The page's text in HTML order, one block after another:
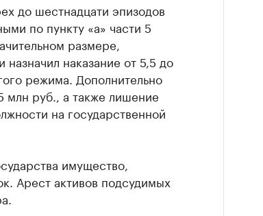
до шестнадцати эпизодов
по пункту «а» части 5
размере,
наказание от 5,5 до
режима. Дополнительно
руб., а также лишение
на государственной
имущество,
Арест активов подсудимых